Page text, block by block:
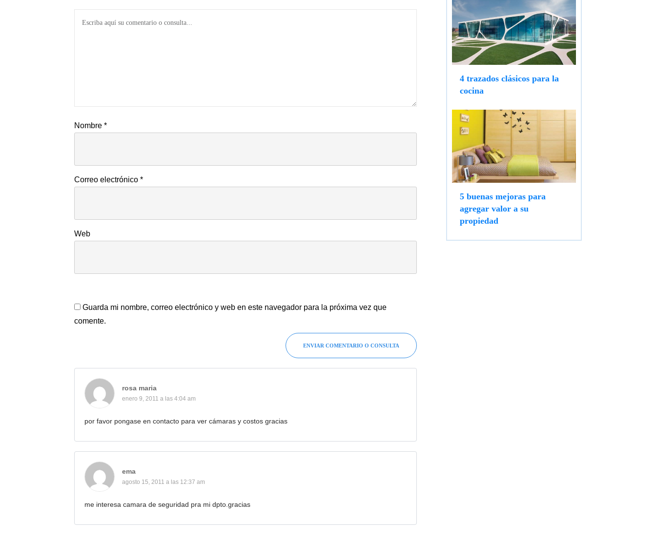
Nombre *
Correo electrónico *
Web
Guarda mi nombre, correo electrónico y web en este navegador para la próxima vez que
comente.
ENVIAR COMENTARIO O CONSULTA
rosa maria
enero 9, 2011 a las 4:04 am
por favor pongase en contacto para ver cámaras y costos gracias
ema
agosto 15, 2011 a las 12:37 am
me interesa camara de seguridad pra mi dpto.gracias
4 trazados clásicos para la
cocina
5 buenas mejoras para
agregar valor a su
propiedad